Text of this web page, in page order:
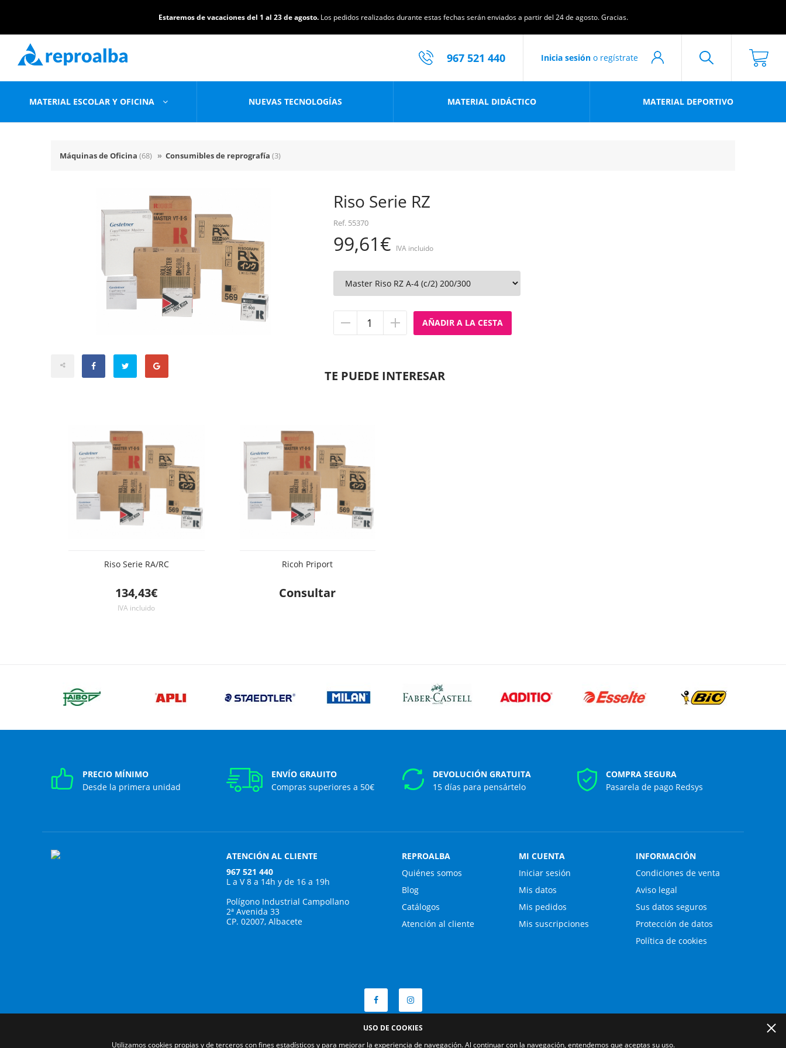
Estaremos de vacaciones del 1 al 23 de agosto. Los pedidos realizados durante estas fechas serán enviados a partir del 24 de agosto. Gracias.
Inicia sesión o regístrate
967 521 440
MATERIAL ESCOLAR Y OFICINA NUEVAS TECNOLOGÍAS MATERIAL DIDÁCTICO MATERIAL DEPORTIVO
Máquinas de Oficina (68) » Consumibles de reprografía (3)
Riso Serie RZ
Ref. 55370
99,61€ IVA incluido
TE PUEDE INTERESAR
Riso Serie RA/RC
134,43€
IVA incluido
Ricoh Priport
Consultar
PRECIO MÍNIMO
Desde la primera unidad
ENVÍO GRAUITO
Compras superiores a 50€
DEVOLUCIÓN GRATUITA
15 días para pensártelo
COMPRA SEGURA
Pasarela de pago Redsys
ATENCIÓN AL CLIENTE
967 521 440
L a V 8 a 14h y de 16 a 19h
Polígono Industrial Campollano
2ª Avenida 33
CP. 02007, Albacete
REPROALBA
Quiénes somos
Blog
Catálogos
Atención al cliente
MI CUENTA
Iniciar sesión
Mis datos
Mis pedidos
Mis suscripciones
INFORMACIÓN
Condiciones de venta
Aviso legal
Sus datos seguros
Protección de datos
Política de cookies
USO DE COOKIES
Utilizamos cookies propias y de terceros con fines estadísticos y para mejorar la experiencia de navegación. Al continuar con la navegación, entendemos que aceptas su uso.